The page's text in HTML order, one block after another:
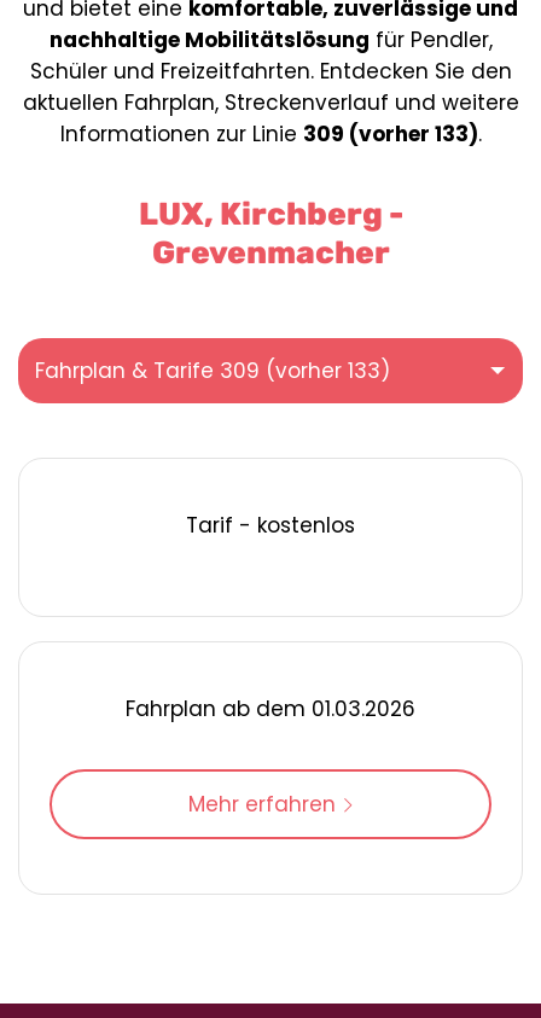
und bietet eine komfortable, zuverlässige und
nachhaltige Mobilitätslösung für Pendler,
Schüler und Freizeitfahrten. Entdecken Sie den
aktuellen Fahrplan, Streckenverlauf und weitere
Informationen zur Linie 309 (vorher 133).
LUX, Kirchberg -
Grevenmacher
Fahrplan & Tarife 309 (vorher 133)
Tarif - kostenlos
Fahrplan ab dem 01.03.2026
Mehr erfahren